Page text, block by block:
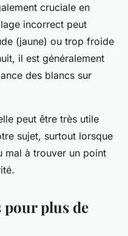
cruciale en
incorrect peut
(jaune) ou trop froide
il est généralement
des blancs sur
peut être très utile
sujet, surtout lorsque
mal à trouver un point
plus de